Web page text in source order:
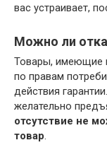
вас устраивает,
Можно ли
Товары, имеющие
по правам
действия
желательно
отсутствие не
товар